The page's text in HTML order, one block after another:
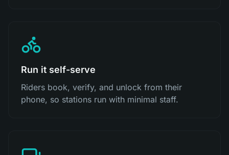
Run it self-serve
Riders book, verify, and unlock from their
phone, so stations run with minimal staff.